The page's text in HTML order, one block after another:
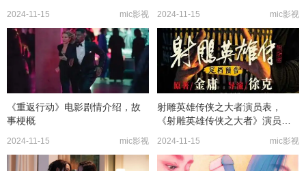
2024-11-15 mic影视 2024-11-15 mic影视
《重返行动》电影剧情介绍，故
事梗概
2024-11-15 mic影视
射雕英雄传侠之大者演员表，
《射雕英雄传侠之大者》演员名
2024-11-15 mic影视